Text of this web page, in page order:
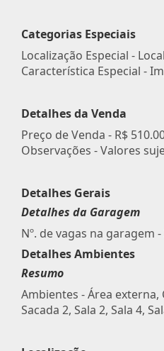
Categorias Especiais
Localização Especial -
Característica Especial -
Detalhes da Venda
Preço de Venda - R$
Observações - Valores
Detalhes Gerais
Detalhes da Garagem
Nº. de vagas na garagem -
Detalhes Ambientes
Resumo
Ambientes - Área externa,
Sacada 2, Sala 2, Sala 4,